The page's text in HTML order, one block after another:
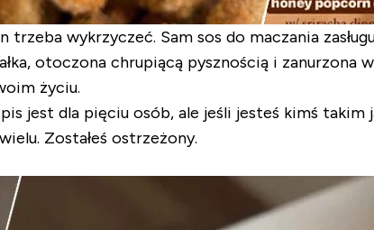
wykrzyczeć. Sam sos do maczania
otoczona chrupiącą pysznością i
życiu.
jest dla pięciu osób, ale jeśli jesteś kimś takim
Zostałeś ostrzeżony.